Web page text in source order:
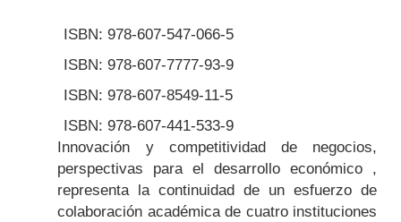
ISBN: 978-607-547-066-5
ISBN: 978-607-7777-93-9
ISBN: 978-607-8549-11-5
ISBN: 978-607-441-533-9
Body
Innovación y competitividad de negocios,
perspectivas para el desarrollo económico ,
representa la continuidad de un esfuerzo de
colaboración académica de cuatro instituciones